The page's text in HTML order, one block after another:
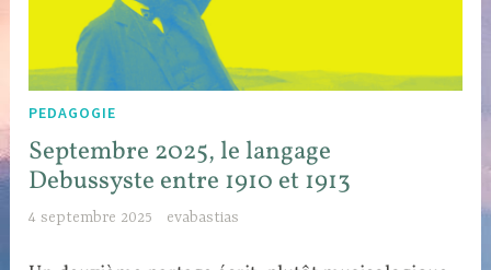
PEDAGOGIE
Septembre 2025, le langage
Debussyste entre 1910 et 1913
4 septembre 2025 evabastias